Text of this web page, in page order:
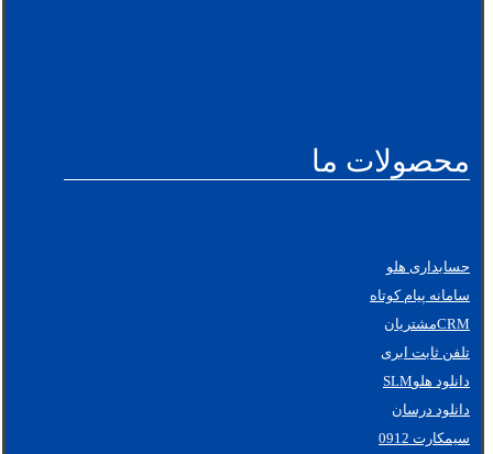
محصولات ما
حسابداری هلو
سامانه پیام کوتاه
CRMمشتریان
تلفن ثابت ابری
دانلود هلوSLM
دانلود درسان
سیمکارت 0912